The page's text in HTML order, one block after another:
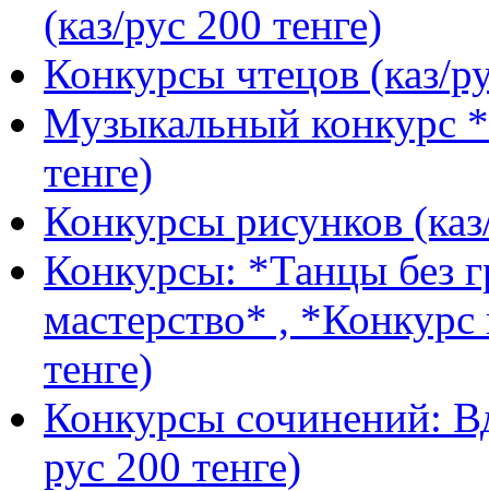
(каз/рус 200 тенге)
Конкурсы чтецов (каз/
Музыкальный конкурс
тенге)
Конкурсы рисунков
Конкурсы: *Танцы без
мастерство* , *Конкурс
тенге)
Конкурсы сочинений:
рус 200 тенге)